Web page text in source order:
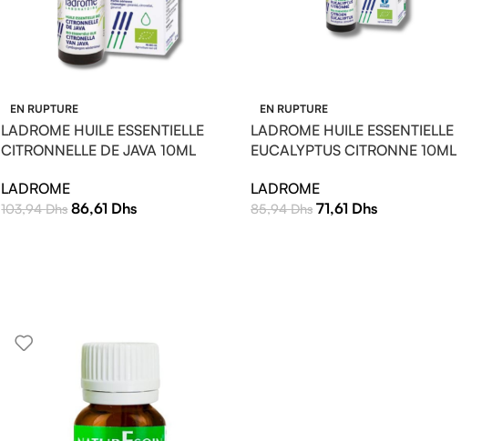
EN RUPTURE
LADROME HUILE ESSENTIELLE
CITRONNELLE DE JAVA 10ML
LADROME
103,94Dhs 86,61 Dhs
EN RUPTURE
LADROME HUILE ESSENTIELLE
EUCALYPTUS CITRONNE 10ML
LADROME
85,94Dhs 71,61 Dhs